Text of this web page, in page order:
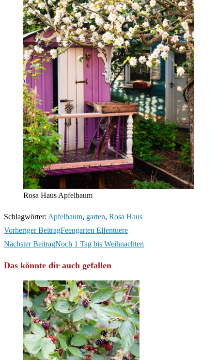
Rosa Haus Apfelbaum
Schlagwörter: Apfelbaum, garten, Rosa Haus
Weitere
Artikel
Vorheriger BeitragFeengarten Elfentuere
Nächster BeitragNoch 1 Tag bis Weihnachten
Das könnte dir auch gefallen